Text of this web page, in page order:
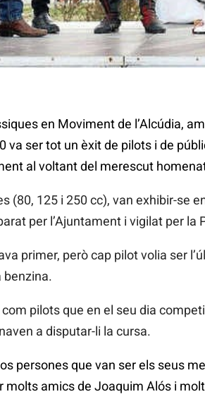
en Moviment de l’Alcúdia,
va ser tot un èxit de pilots i de
al voltant del merescut
(80, 125 i 250 cc), van exhibir-se
per l’Ajuntament i vigilat per la
primer, però cap pilot volia ser
benzina.
pilots que en el seu dia
a disputar-li la cursa.
persones que van ser els seus
molts amics de Joaquim Alós i